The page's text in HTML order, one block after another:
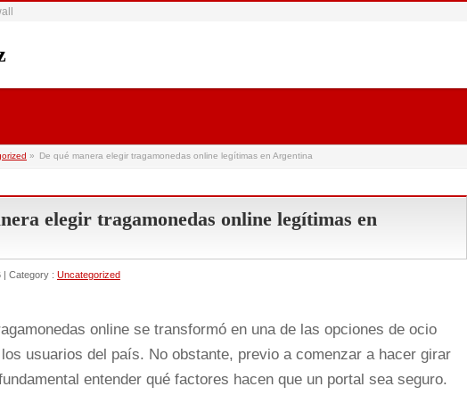
» De qué manera elegir tragamonedas online legítimas en Argentina
elegir tragamonedas online legítimas en
| Category : Uncategorized
online se transformó en una de las opciones de ocio
usuarios del país. No obstante, previo a comenzar a hacer girar
entender qué factores hacen que un portal sea seguro.